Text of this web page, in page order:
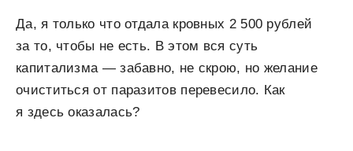
Да, я только что отдала кровных 2 500 рублей
за то, чтобы не есть. В этом вся суть
капитализма — забавно, не скрою, но желание
очиститься от паразитов перевесило. Как
я здесь оказалась?